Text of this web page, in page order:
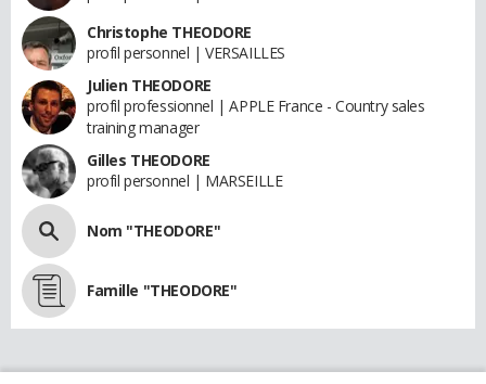
Christophe THEODORE
profil personnel | VERSAILLES
Julien THEODORE
profil professionnel | APPLE France - Country sales
training manager
Gilles THEODORE
profil personnel | MARSEILLE
Nom "THEODORE"
Famille "THEODORE"